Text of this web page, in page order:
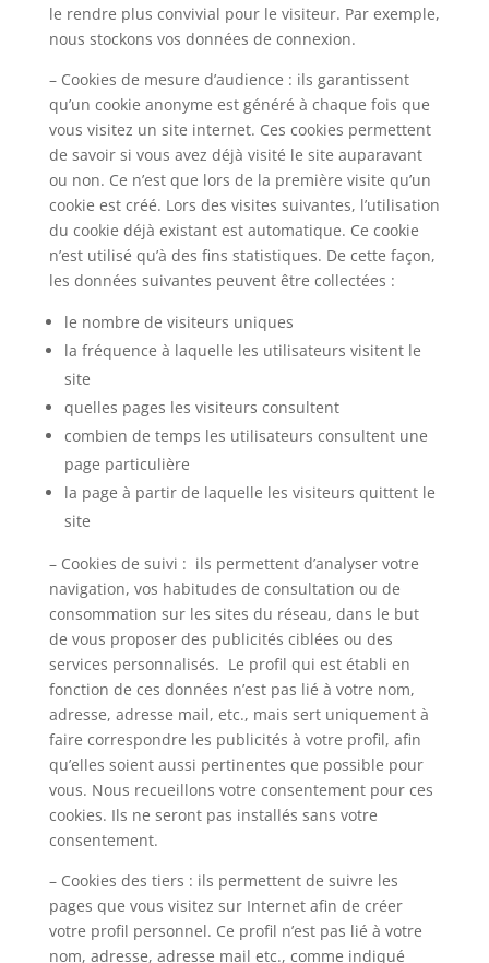
le rendre plus convivial pour le visiteur. Par exemple,
nous stockons vos données de connexion.
– Cookies de mesure d’audience : ils garantissent
qu’un cookie anonyme est généré à chaque fois que
vous visitez un site internet. Ces cookies permettent
de savoir si vous avez déjà visité le site auparavant
ou non. Ce n’est que lors de la première visite qu’un
cookie est créé. Lors des visites suivantes, l’utilisation
du cookie déjà existant est automatique. Ce cookie
n’est utilisé qu’à des fins statistiques. De cette façon,
les données suivantes peuvent être collectées :
le nombre de visiteurs uniques
la fréquence à laquelle les utilisateurs visitent le
site
quelles pages les visiteurs consultent
combien de temps les utilisateurs consultent une
page particulière
la page à partir de laquelle les visiteurs quittent le
site
– Cookies de suivi : ils permettent d’analyser votre
navigation, vos habitudes de consultation ou de
consommation sur les sites du réseau, dans le but
de vous proposer des publicités ciblées ou des
services personnalisés. Le profil qui est établi en
fonction de ces données n’est pas lié à votre nom,
adresse, adresse mail, etc., mais sert uniquement à
faire correspondre les publicités à votre profil, afin
qu’elles soient aussi pertinentes que possible pour
vous. Nous recueillons votre consentement pour ces
cookies. Ils ne seront pas installés sans votre
consentement.
– Cookies des tiers : ils permettent de suivre les
pages que vous visitez sur Internet afin de créer
votre profil personnel. Ce profil n’est pas lié à votre
nom, adresse, adresse mail etc., comme indiqué